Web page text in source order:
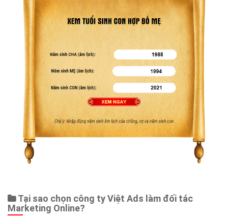
Tại sao chọn công ty Việt Ads làm đối tác
Marketing Online?